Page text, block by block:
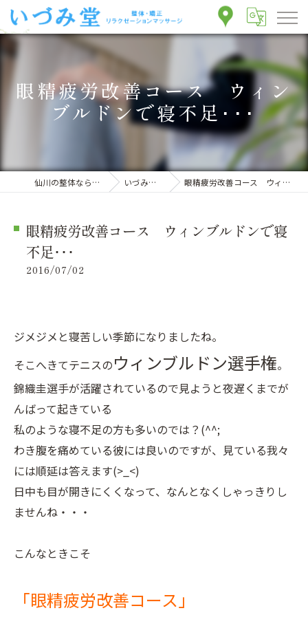
眼精疲労改善コース ウィン
ブルドンで寝不足･･･
仙川の整体ならいづみ堂整体院 いづみ堂のブログ 眼精疲労改善コース ウィンブルドンで寝不足･･･
眼精疲労改善コース ウィンブルドンで寝
不足･･･
2016/07/02
ジメジメと寝苦しい季節になりましたね。
そこへきてテニスのウィンブルドン選手権。
錦織圭選手が活躍されているので見ようと夜遅くまでが
んばって起きている
私のような寝不足の方も多いのでは？(^^;
わき腹を痛めている彼には良いのですが、見ている我々
には順延は答えます(>_<)
日中も目が開きにくくなって、なんとなくしゃっきりし
ませんね・・・
こんなときこそ
「眼精疲労改善コース」